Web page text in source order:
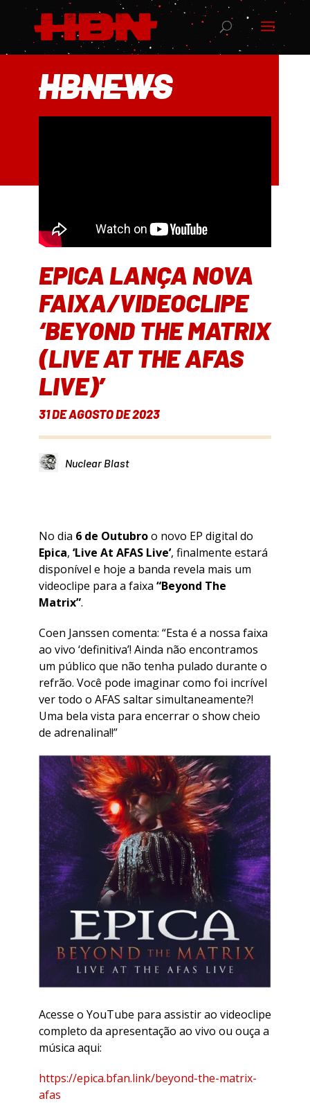
HBNEWS
EPICA LANÇA NOVA
FAIXA/VIDEOCLIPE
‘BEYOND THE MATRIX
(LIVE AT THE AFAS
LIVE)’
31 DE AGOSTO DE 2023
Nuclear Blast
No dia 6 de Outubroo novo EP digital do
Epica, ‘Live At AFAS Live’, finalmente estará
disponível e hoje a banda revela mais um
videoclipe para a faixa “Beyond The
Matrix”.
Coen Janssen comenta: “Esta é a nossa faixa
ao vivo ‘definitiva’! Ainda não encontramos
um público que não tenha pulado durante o
refrão. Você pode imaginar como foi incrível
ver todo o AFAS saltar simultaneamente?!
Uma bela vista para encerrar o show cheio
de adrenalina!!”
Acesse o YouTube para assistir ao videoclipe
completo da apresentação ao vivo ou ouça a
música aqui:
https://epica.bfan.link/beyond-the-matrix-
afas